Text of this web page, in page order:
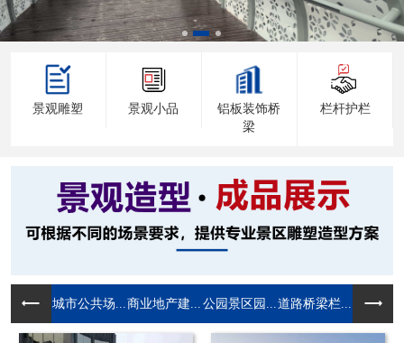
景观雕塑 景观小品
铝板装饰桥
梁
栏杆护栏
城市公共场... 商业地产建... 公园景区园... 道路桥梁栏...